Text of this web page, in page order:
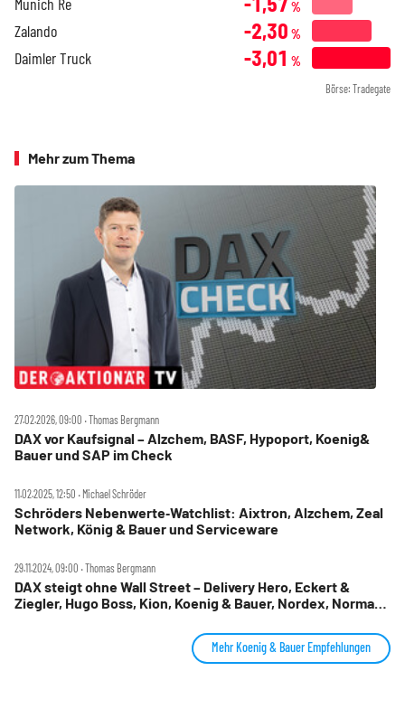
%
Zalando -2,30 %
Daimler Truck -3,01 %
Börse: Tradegate
Mehr zum Thema
27.02.2026, 09:00 ‧ Thomas Bergmann
DAX vor Kaufsignal – Alzchem, BASF, Hypoport, Koenig&
Bauer und SAP im Check
11.02.2025, 12:50 ‧ Michael Schröder
Schröders Nebenwerte‑Watchlist: Aixtron, Alzchem, Zeal
Network, König & Bauer und Serviceware
29.11.2024, 09:00 ‧ Thomas Bergmann
DAX steigt ohne Wall Street – Delivery Hero, Eckert &
Ziegler, Hugo Boss, Kion, Koenig & Bauer, Nordex, Norma
Mehr Koenig & Bauer Empfehlungen